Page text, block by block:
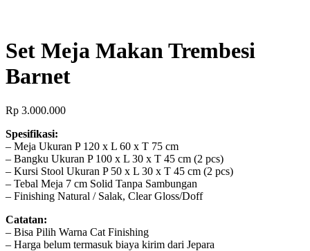
Set Meja Makan Trembesi
Barnet
Rp 3.000.000
Spesifikasi:
– Meja Ukuran P 120 x L 60 x T 75 cm
– Bangku Ukuran P 100 x L 30 x T 45 cm (2 pcs)
– Kursi Stool Ukuran P 50 x L 30 x T 45 cm (2 pcs)
– Tebal Meja 7 cm Solid Tanpa Sambungan
– Finishing Natural / Salak, Clear Gloss/Doff
Catatan:
– Bisa Pilih Warna Cat Finishing
– Harga belum termasuk biaya kirim dari Jepara